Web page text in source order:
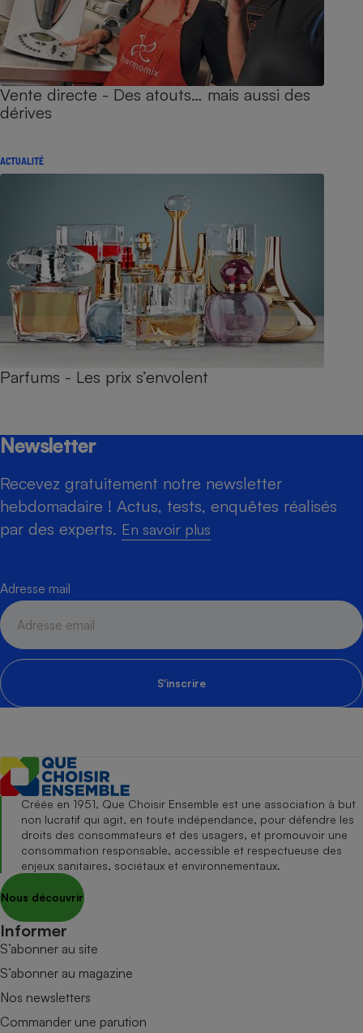
Vente directe - Des atouts… mais aussi des
dérives
ACTUALITÉ
Parfums - Les prix s’envolent
Newsletter
Recevez gratuitement notre newsletter
hebdomadaire ! Actus, tests, enquêtes réalisés
par des experts. En savoir plus
Adresse mail
S'inscrire
Créée en 1951, Que Choisir Ensemble est une association à but
non lucratif qui agit, en toute indépendance, pour défendre les
droits des consommateurs et des usagers, et promouvoir une
consommation responsable, accessible et respectueuse des
enjeux sanitaires, sociétaux et environnementaux.
Nous découvrir
Informer
S’abonner au site
S’abonner au magazine
Nos newsletters
Commander une parution